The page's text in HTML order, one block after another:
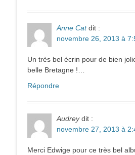
Anne Cat dit :
novembre 26, 2013 à
Un très bel écrin pour de bien
belle Bretagne !…
Répondre
Audrey dit :
novembre 27, 2013 à
Merci Edwige pour ce très bel